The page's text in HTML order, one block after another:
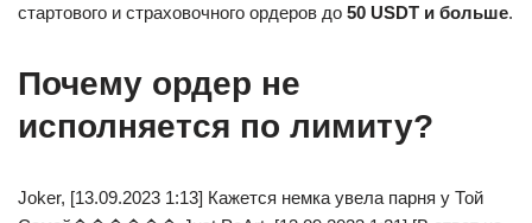
стартового и страховочного ордеров до 50 USDT и больше.
Почему ордер не
исполняется по лимиту?
Joker, [13.09.2023 1:13] Кажется немка увела парня у Той